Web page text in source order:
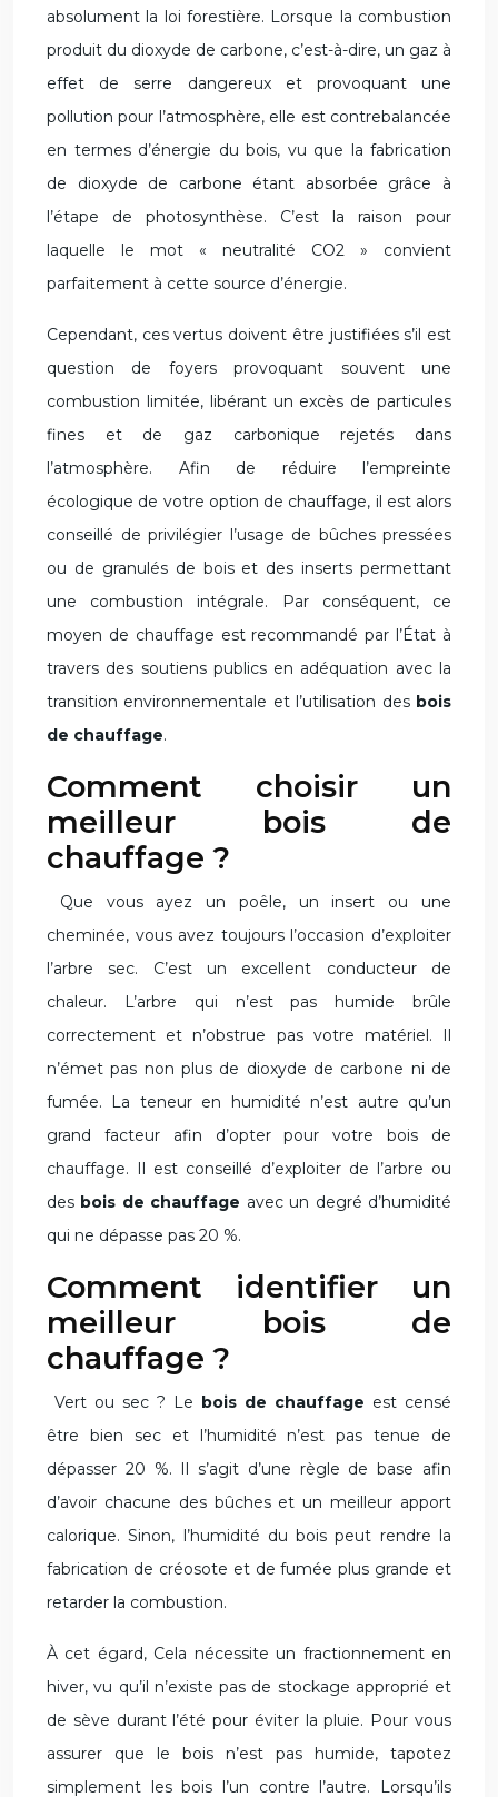
absolument la loi forestière. Lorsque la combustion
produit du dioxyde de carbone, c’est-à-dire, un gaz à
effet de serre dangereux et provoquant une
pollution pour l’atmosphère, elle est contrebalancée
en termes d’énergie du bois, vu que la fabrication
de dioxyde de carbone étant absorbée grâce à
l’étape de photosynthèse. C’est la raison pour
laquelle le mot « neutralité CO2 » convient
parfaitement à cette source d’énergie.
Cependant, ces vertus doivent être justifiées s’il est
question de foyers provoquant souvent une
combustion limitée, libérant un excès de particules
fines et de gaz carbonique rejetés dans
l’atmosphère. Afin de réduire l’empreinte
écologique de votre option de chauffage, il est alors
conseillé de privilégier l’usage de bûches pressées
ou de granulés de bois et des inserts permettant
une combustion intégrale. Par conséquent, ce
moyen de chauffage est recommandé par l’État à
travers des soutiens publics en adéquation avec la
transition environnementale et l’utilisation des bois
de chauffage.
Comment choisir un
meilleur bois de
chauffage ?
Que vous ayez un poêle, un insert ou une
cheminée, vous avez toujours l’occasion d’exploiter
l’arbre sec. C’est un excellent conducteur de
chaleur. L’arbre qui n’est pas humide brûle
correctement et n’obstrue pas votre matériel. Il
n’émet pas non plus de dioxyde de carbone ni de
fumée. La teneur en humidité n’est autre qu’un
grand facteur afin d’opter pour votre bois de
chauffage. Il est conseillé d’exploiter de l’arbre ou
des bois de chauffage avec un degré d’humidité
qui ne dépasse pas 20 %.
Comment identifier un
meilleur bois de
chauffage ?
Vert ou sec ? Le bois de chauffage est censé
être bien sec et l’humidité n’est pas tenue de
dépasser 20 %. Il s’agit d’une règle de base afin
d’avoir chacune des bûches et un meilleur apport
calorique. Sinon, l’humidité du bois peut rendre la
fabrication de créosote et de fumée plus grande et
retarder la combustion.
À cet égard, Cela nécessite un fractionnement en
hiver, vu qu’il n’existe pas de stockage approprié et
de sève durant l’été pour éviter la pluie. Pour vous
assurer que le bois n’est pas humide, tapotez
simplement les bois l’un contre l’autre. Lorsqu’ils